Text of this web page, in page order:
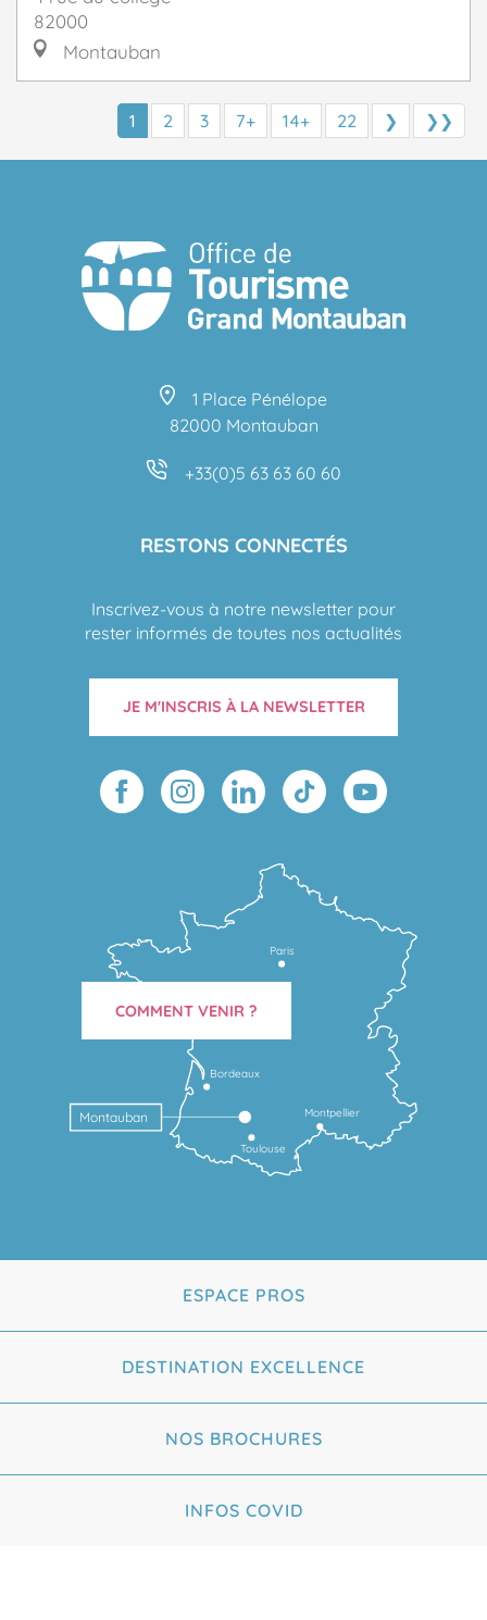
82000
Montauban
1 2 3 7+ 14+ 22 ❯ ❯❯
1 Place Pénélope
82000 Montauban
+33(0)5 63 63 60 60
RESTONS CONNECTÉS
Inscrivez-vous à notre newsletter pour
rester informés de toutes nos actualités
JE M'INSCRIS À LA NEWSLETTER
Toulouse
Montpellier
Bordeaux
Montauban
Paris
COMMENT VENIR ?
ESPACE PROS
DESTINATION EXCELLENCE
NOS BROCHURES
INFOS COVID